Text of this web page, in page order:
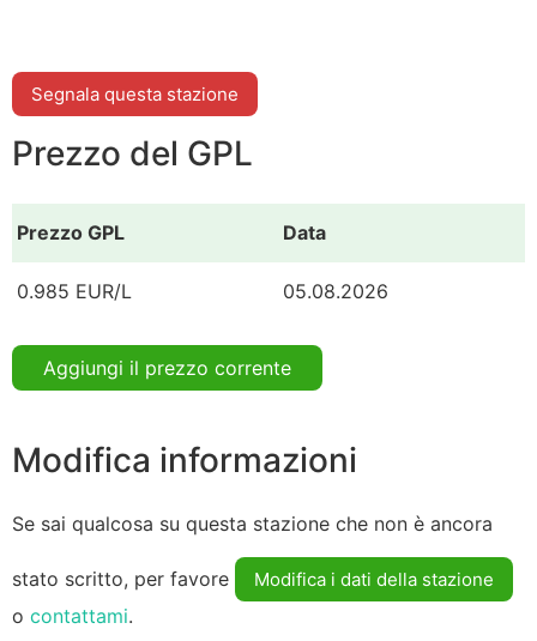
Segnala questa stazione
Prezzo del GPL
Prezzo GPL Data
0.985 EUR/L 05.08.2026
Aggiungi il prezzo corrente
Modifica informazioni
Se sai qualcosa su questa stazione che non è ancora
stato scritto, per favore Modifica i dati della stazione
o contattami.